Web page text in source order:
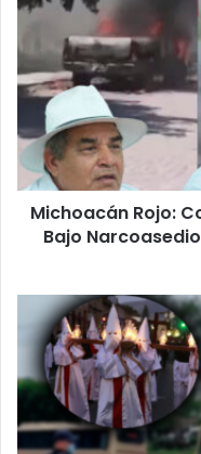
Michoacán
Coahuayana
Cumple
36
Horas
Bajo
Narcoasedio;
Alcalde
Denuncia
Falta
Michoacán Rojo:
Bajo
Semana
Santa
Michoacán
No
Dejo
Derrama